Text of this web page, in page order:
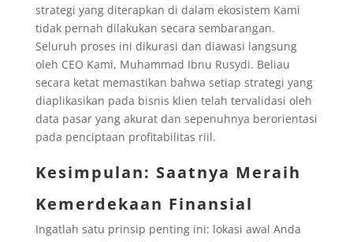
strategi yang diterapkan di dalam ekosistem Kami
tidak pernah dilakukan secara sembarangan.
Seluruh proses ini dikurasi dan diawasi langsung
oleh CEO Kami, Muhammad Ibnu Rusydi. Beliau
secara ketat memastikan bahwa setiap strategi yang
diaplikasikan pada bisnis klien telah tervalidasi oleh
data pasar yang akurat dan sepenuhnya berorientasi
pada penciptaan profitabilitas riil.
Kesimpulan: Saatnya Meraih
Kemerdekaan Finansial
Ingatlah satu prinsip penting ini: lokasi awal Anda